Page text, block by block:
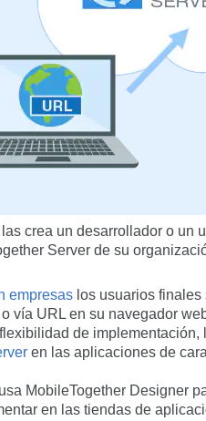
crea un desarrollador o un
Server de su
empresaslos usuarios finales
vía URL en su navegador
de
en las aplicaciones de
MobileTogether Designer
en las tiendas de